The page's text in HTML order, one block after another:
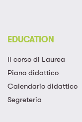
EDUCATION
Il corso di Laurea
Piano didattico
Calendario didattico
Segreteria